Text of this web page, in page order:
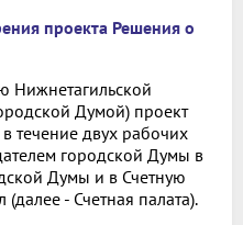
проекта Решения о
Нижнетагильской
Думой) проект
течение двух рабочих
городской Думы в
Думы и в Счетную
- Счетная палата).